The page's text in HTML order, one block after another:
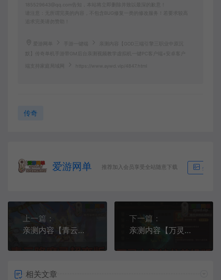
185529643@qq.com告知，本站将立即删除并致以最深的歉意！
请注意：无所谓完美的内容，不包含BUG修复一类的修改服务！若要求较高
追求完美请勿赞助！
爱游网单
亲测内容【GOD三端引擎三职业中原沉
默】传奇单机手游带GM后台亲测视频教学虚拟机一键PC客户端+安卓客户
端支持家庭局域网 https://www.aywd.vip/4847.html
传奇
爱游网单 推荐加入会员享受全站随意下载 生成海
上一篇：
亲测内容【青云降魔录】超变版视频安装教学GM后台带AI假人模拟器手游虚拟机一键端
下一篇：
亲测内容【万灵山海之境】神龙版单机虚拟机一键端带视频教学GM后台模拟器手游可家庭局域网
相关文章